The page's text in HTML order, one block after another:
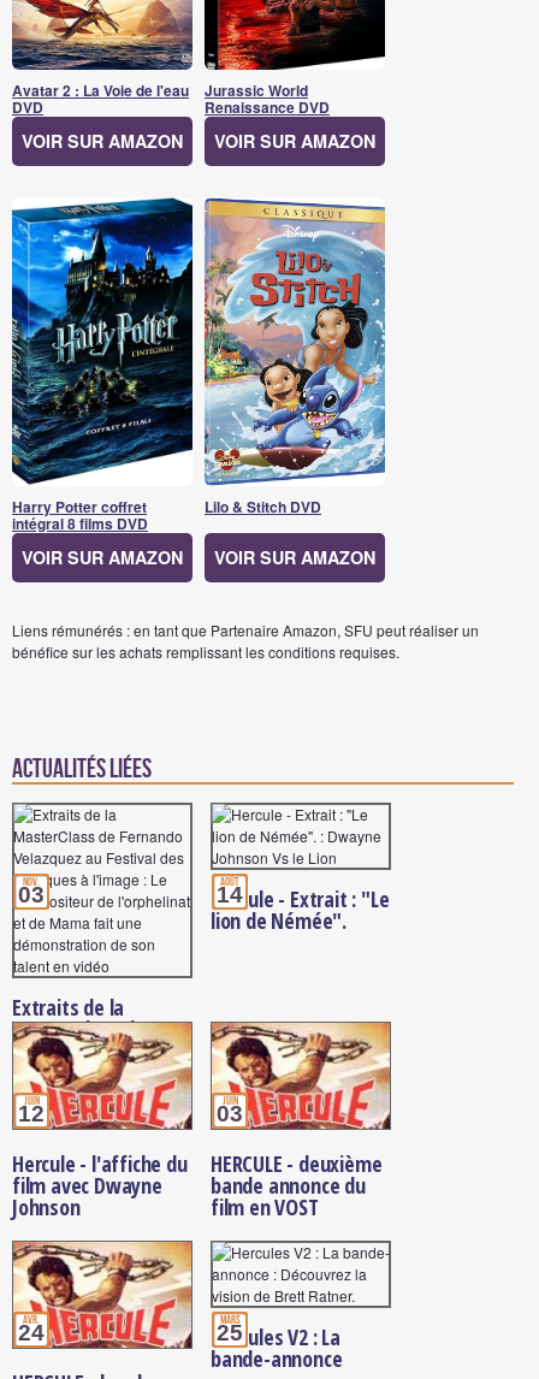
Avatar 2 : La Voie de l'eau
DVD
VOIR SUR AMAZON
Jurassic World
Renaissance DVD
VOIR SUR AMAZON
Harry Potter coffret
intégral 8 films DVD
VOIR SUR AMAZON
Lilo & Stitch DVD
VOIR SUR AMAZON
Liens rémunérés : en tant que Partenaire Amazon, SFU peut réaliser un
bénéfice sur les achats remplissant les conditions requises.
Actualités Liées
nov.
03
Extraits de la
MasterClass de
Fernando Velazquez
au Festival des
Musiques à l'image
août
14
Hercule - Extrait : "Le
lion de Némée".
juin
12
Hercule - l'affiche du
film avec Dwayne
Johnson
juin
03
HERCULE - deuxième
bande annonce du
film en VOST
avr.
24 mars
25
Hercules V2 : La
bande-annonce